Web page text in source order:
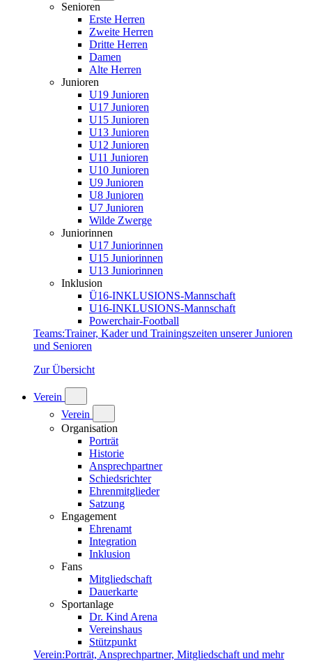
Senioren
Erste Herren
Zweite Herren
Dritte Herren
Damen
Alte Herren
Junioren
U19 Junioren
U17 Junioren
U15 Junioren
U13 Junioren
U12 Junioren
U11 Junioren
U10 Junioren
U9 Junioren
U8 Junioren
U7 Junioren
Wilde Zwerge
Juniorinnen
U17 Juniorinnen
U15 Juniorinnen
U13 Juniorinnen
Inklusion
Ü16-INKLUSIONS-Mannschaft
U16-INKLUSIONS-Mannschaft
Powerchair-Football
Teams:Trainer, Kader und Trainingszeiten unserer Junioren
und Senioren
Zur Übersicht
Verein
Verein
Organisation
Porträt
Historie
Ansprechpartner
Schiedsrichter
Ehrenmitglieder
Satzung
Engagement
Ehrenamt
Integration
Inklusion
Fans
Mitgliedschaft
Dauerkarte
Sportanlage
Dr. Kind Arena
Vereinshaus
Stützpunkt
Verein:Porträt, Ansprechpartner, Mitgliedschaft und mehr